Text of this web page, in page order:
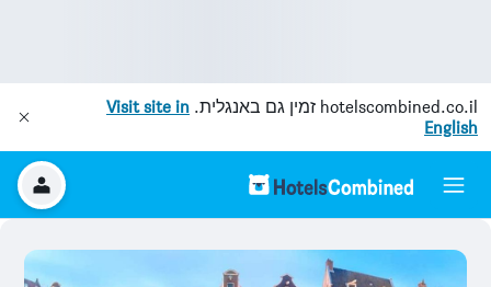
hotelscombined.co.il זמין גם באנגלית. Visit site in
English